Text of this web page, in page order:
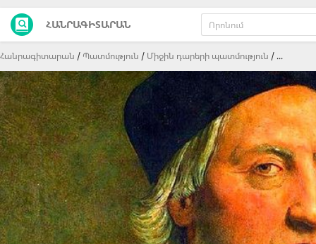
ՀԱՆՐԱԳԻՏԱՐԱՆ
Հանրագիտարան Պատմություն Միջին դարերի պատմություն ...